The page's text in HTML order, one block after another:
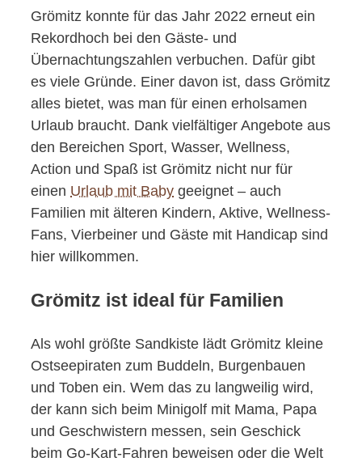
Grömitz konnte für das Jahr 2022 erneut ein
Rekordhoch bei den Gäste- und
Übernachtungszahlen verbuchen. Dafür gibt
es viele Gründe. Einer davon ist, dass Grömitz
alles bietet, was man für einen erholsamen
Urlaub braucht. Dank vielfältiger Angebote aus
den Bereichen Sport, Wasser, Wellness,
Action und Spaß ist Grömitz nicht nur für
einen Urlaub mit Baby geeignet – auch
Familien mit älteren Kindern, Aktive, Wellness-
Fans, Vierbeiner und Gäste mit Handicap sind
hier willkommen.
Grömitz ist ideal für Familien
Als wohl größte Sandkiste lädt Grömitz kleine
Ostseepiraten zum Buddeln, Burgenbauen
und Toben ein. Wem das zu langweilig wird,
der kann sich beim Minigolf mit Mama, Papa
und Geschwistern messen, sein Geschick
beim Go-Kart-Fahren beweisen oder die Welt